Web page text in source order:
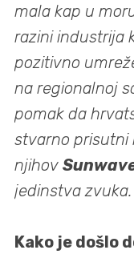
mala kap u
razini industrija
pozitivno
na regionalnoj
pomak da
stvarno prisutni
njihov
jedinstva zvuka.
Kako je došlo